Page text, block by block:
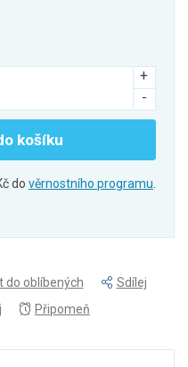
košíku
do věrnostního programu
do oblíbených
Sdílej
Připomeň